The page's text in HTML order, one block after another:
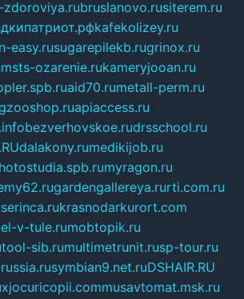
zdoroviya.rubruslanovo.rusiterem.ru
kafekolizey.ru
easy.rusugarepilekb.rugrinox.ru
msts-ozarenie.rukameryjooan.ru
aid70.rumetall-perm.ru
apiaccess.ru
bezverhovskoe.rudrsschool.ru
dalakony.rumedikijob.ru
myragon.ru
gardengallereya.rurti.com.ru
krasnodarkurort.com
v-tule.rumobtopik.ru
tool-sib.rumultimetrunit.rusp-tour.ru
symbian9.net.ruDSHAIR.RU
xjocuricopii.commusavtomat.msk.ru